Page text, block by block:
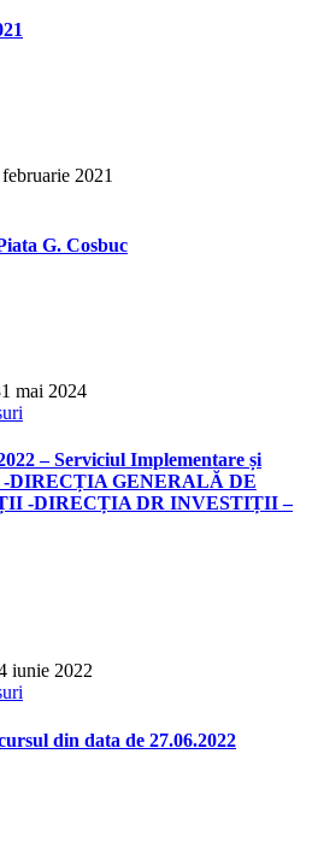
2021
G. Cosbuc
mai 2024
– Serviciul Implementare și
-DIRECȚIA GENERALĂ DE
-DIRECȚIA DR INVESTIȚII –
iunie 2022
din data de 27.06.2022